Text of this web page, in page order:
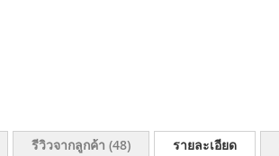
รีวิวจากลูกค้า 48 รายละเอียด